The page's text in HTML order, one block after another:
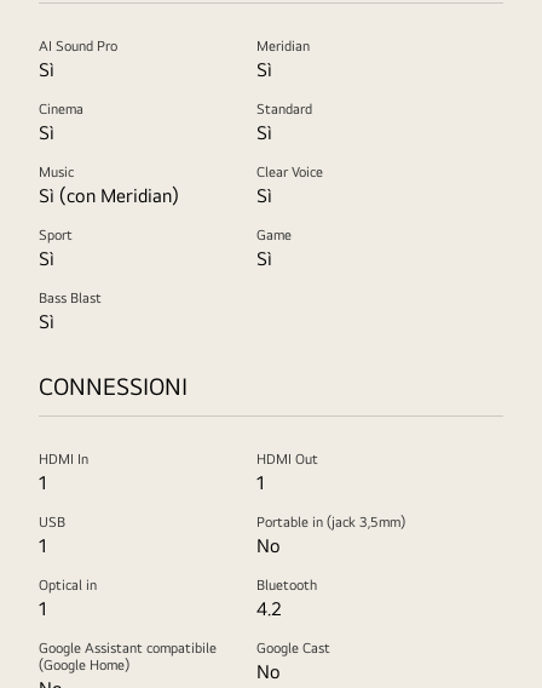
AI Sound Pro
Sì
Meridian
Sì
Cinema
Sì
Standard
Sì
Music
Sì (con Meridian)
Clear Voice
Sì
Sport
Sì
Game
Sì
Bass Blast
Sì
CONNESSIONI
HDMI In
1
HDMI Out
1
USB
1
Portable in (jack 3,5mm)
No
Optical in
1
Bluetooth
4.2
Google Assistant compatibile
(Google Home)
Google Cast
No